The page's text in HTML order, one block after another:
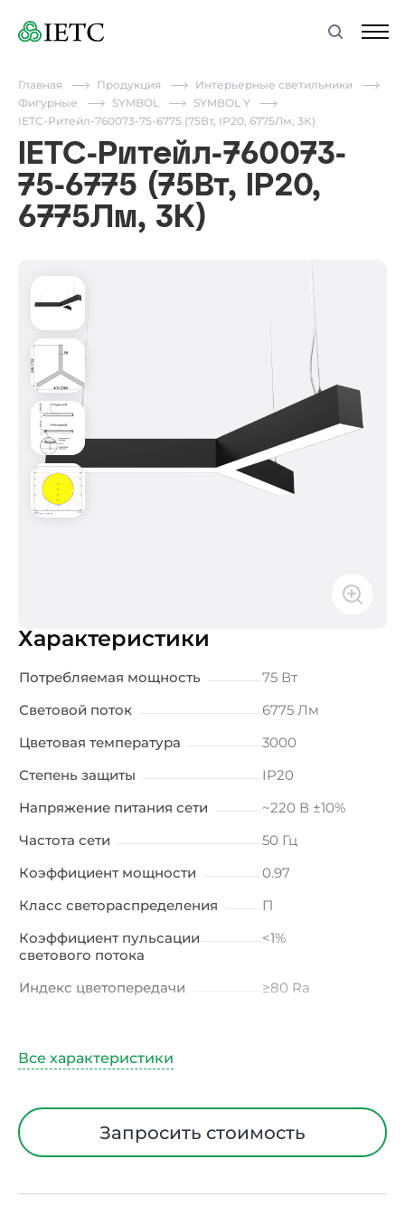
Главная Продукция
Интерьерные светильники
Фигурные
SYMBOL
SYMBOL Y
IETC-Ритейл-760073-75-6775 (75Вт, IP20, 6775Лм, 3К)
IETC-Ритейл-760073-
75-6775 (75Вт, IP20,
6775Лм, 3К)
Характеристики
Потребляемая мощность
75 Вт
Световой поток
6775 Лм
Цветовая температура
3000
Степень защиты
IP20
Напряжение питания сети
~220 В ±10%
Частота сети
50 Гц
Коэффициент мощности
0.97
Класс светораспределения
П
Коэффициент пульсации
светового потока
<1%
Индекс цветопередачи
≥80 Ra
Угол рассеивания
Диапазон рабочих
температурЗапросить стоимость